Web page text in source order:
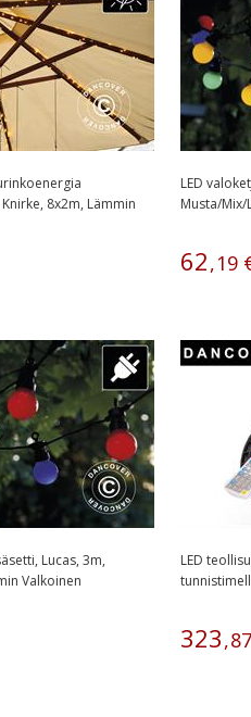
8x2m, Lämmin
LED
Musta/Mix/
62,19
Lucas, 3m,
Valkoinen
LED
323,87